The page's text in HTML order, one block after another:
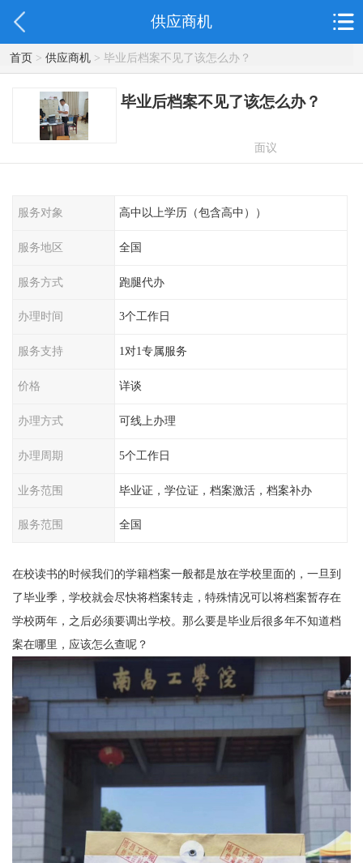
供应商机
首页> 供应商机> 毕业后档案不见了该怎么办？
毕业后档案不见了该怎么办？
面议
服务对象 高中以上学历（包含高中））
服务地区 全国
服务方式 跑腿代办
办理时间 3个工作日
服务支持 1对1专属服务
价格 详谈
办理方式 可线上办理
办理周期 5个工作日
业务范围 毕业证，学位证，档案激活，档案补办
服务范围 全国
在校读书的时候我们的学籍档案一般都是放在学校里面的，一旦到
了毕业季，学校就会尽快将档案转走，特殊情况可以将档案暂存在
学校两年，之后必须要调出学校。那么要是毕业后很多年不知道档
案在哪里，应该怎么查呢？